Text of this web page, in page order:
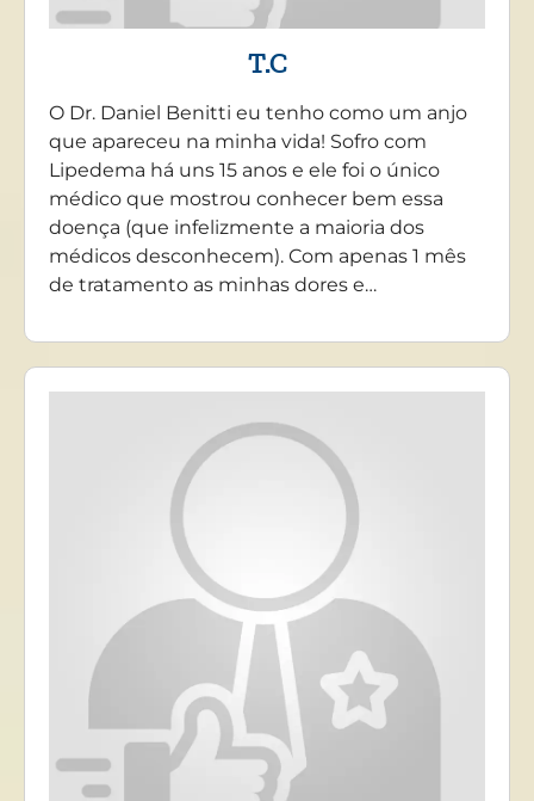
T.C
O Dr. Daniel Benitti eu tenho como um anjo
que apareceu na minha vida! Sofro com
Lipedema há uns 15 anos e ele foi o único
médico que mostrou conhecer bem essa
doença (que infelizmente a maioria dos
médicos desconhecem). Com apenas 1 mês
de tratamento as minhas dores e…